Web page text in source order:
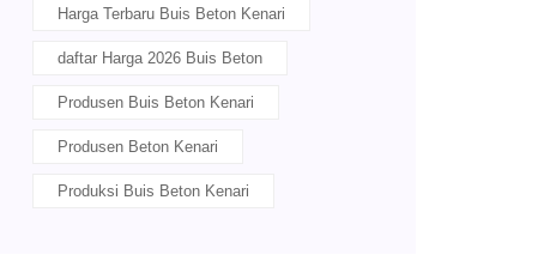
Harga Terbaru Buis Beton Kenari
daftar Harga 2026 Buis Beton
Produsen Buis Beton Kenari
Produsen Beton Kenari
Produksi Buis Beton Kenari